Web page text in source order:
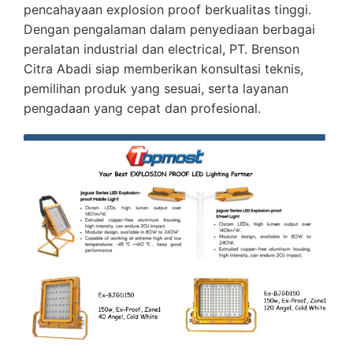
pencahayaan explosion proof berkualitas tinggi.
Dengan pengalaman dalam penyediaan berbagai
peralatan industrial dan electrical, PT. Brenson
Citra Abadi siap memberikan konsultasi teknis,
pemilihan produk yang sesuai, serta layanan
pengadaan yang cepat dan profesional.